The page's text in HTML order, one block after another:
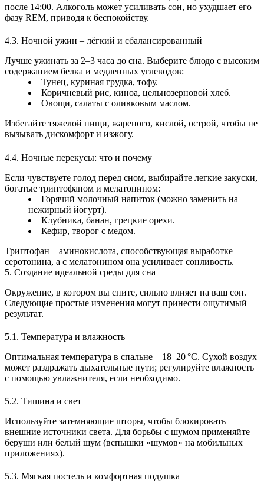
после 14:00. Алкоголь может усиливать сон, но ухудшает его
фазу REM, приводя к беспокойству.
4.3. Ночной ужин – лёгкий и сбалансированный
Лучше ужинать за 2–3 часа до сна. Выберите блюдо с высоким
содержанием белка и медленных углеводов:
Тунец, куриная грудка, тофу.
Коричневый рис, киноа, цельнозерновой хлеб.
Овощи, салаты с оливковым маслом.
Избегайте тяжелой пищи, жареного, кислой, острой, чтобы не
вызывать дискомфорт и изжогу.
4.4. Ночные перекусы: что и почему
Если чувствуете голод перед сном, выбирайте легкие закуски,
богатые триптофаном и мелатонином:
Горячий молочный напиток (можно заменить на
нежирный йогурт).
Клубника, банан, грецкие орехи.
Кефир, творог с медом.
Триптофан – аминокислота, способствующая выработке
серотонина, а с мелатонином она усиливает сонливость.
5. Создание идеальной среды для сна
Окружение, в котором вы спите, сильно влияет на ваш сон.
Следующие простые изменения могут принести ощутимый
результат.
5.1. Температура и влажность
Оптимальная температура в спальне – 18–20 °C. Сухой воздух
может раздражать дыхательные пути; регулируйте влажность
с помощью увлажнителя, если необходимо.
5.2. Тишина и свет
Используйте затемняющие шторы, чтобы блокировать
внешние источники света. Для борьбы с шумом применяйте
беруши или белый шум (вспышки «шумов» на мобильных
приложениях).
5.3. Мягкая постель и комфортная подушка